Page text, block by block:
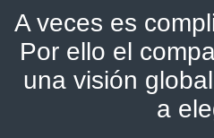
A veces es
Por ello el
una visión
a